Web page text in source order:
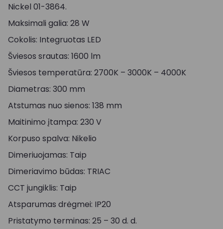
Nickel 01-3864.
Maksimali galia: 28 W
Cokolis: Integruotas LED
Šviesos srautas: 1600 lm
Šviesos temperatūra: 2700K – 3000K – 4000K
Diametras: 300 mm
Atstumas nuo sienos: 138 mm
Maitinimo įtampa: 230 V
Korpuso spalva: Nikelio
Dimeriuojamas: Taip
Dimeriavimo būdas: TRIAC
CCT jungiklis: Taip
Atsparumas drėgmei: IP20
Pristatymo terminas: 25 – 30 d. d.